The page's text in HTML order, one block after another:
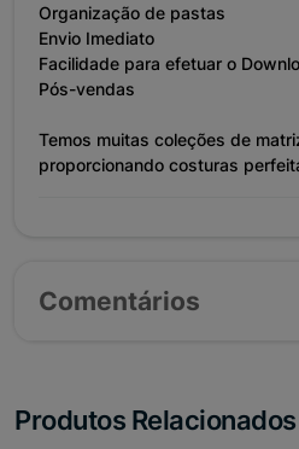
Organização de pastas
Envio Imediato
Facilidade para efetuar o
Pós-vendas
Temos muitas coleções de
proporcionando costuras
Comentários
Produtos Relacionados